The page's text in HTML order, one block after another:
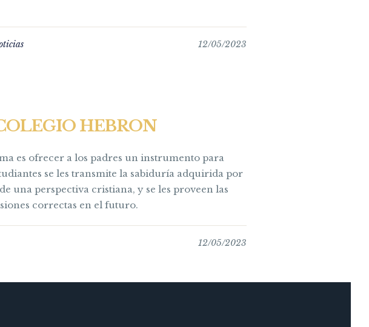
12/05/2023
HEBRON
es ofrecer a los padres un instrumento para
se les transmite la sabiduría adquirida por
una perspectiva cristiana, y se les proveen las
correctas en el futuro.
12/05/2023